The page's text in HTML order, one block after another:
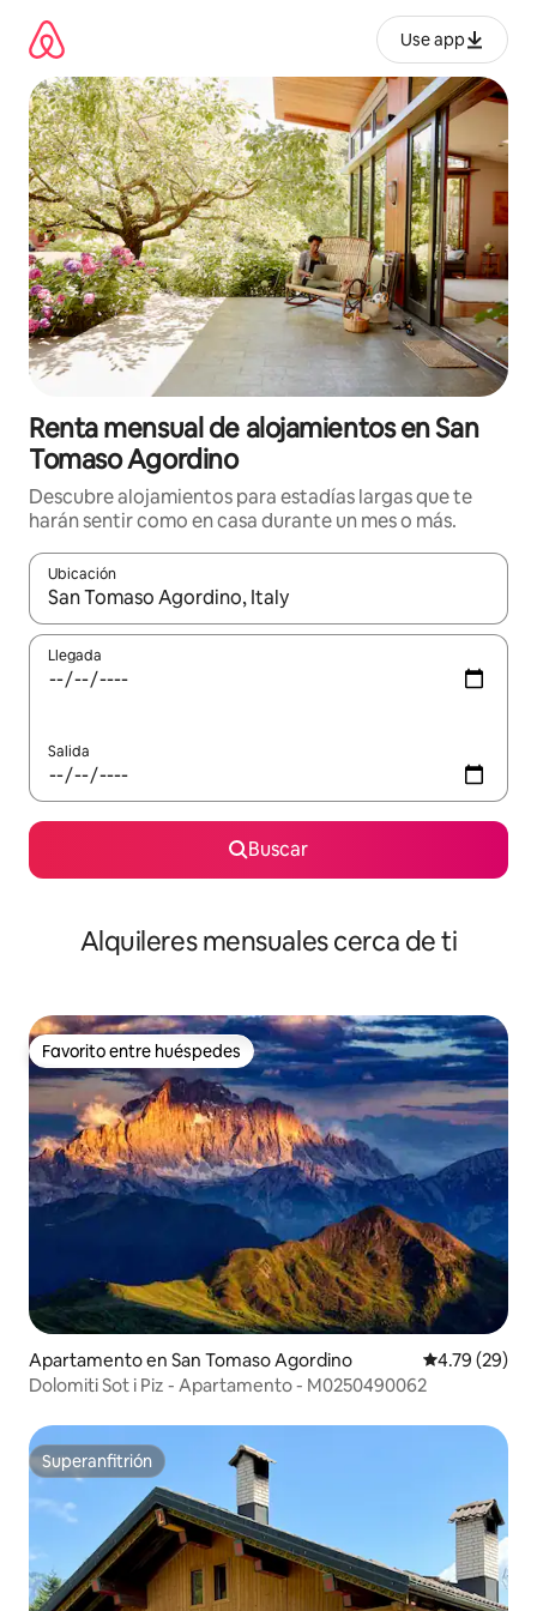
contenido
Use app
Renta mensual de alojamientos en San
Tomaso Agordino
Descubre alojamientos para estadías largas que te
harán sentir como en casa durante un mes o más.
Ubicación
Cuando los resultados estén disponibles, navega con las
Llegada
Salida
Buscar
Alquileres mensuales cerca de ti
Favorito entre huéspedes
Favorito entre huéspedes
Apartamento en San Tomaso Agordino Calificación
4.79 (29)
Dolomiti Sot i Piz - Apartamento - M0250490062
Superanfitrión
Superanfitrión